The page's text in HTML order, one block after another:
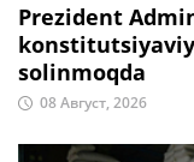
Prezident
solinmoqda
08 Август, 2026